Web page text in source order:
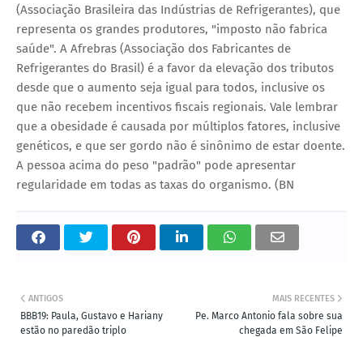
(Associação Brasileira das Indústrias de Refrigerantes), que
representa os grandes produtores, "imposto não fabrica
saúde". A Afrebras (Associação dos Fabricantes de
Refrigerantes do Brasil) é a favor da elevação dos tributos
desde que o aumento seja igual para todos, inclusive os
que não recebem incentivos fiscais regionais. Vale lembrar
que a obesidade é causada por múltiplos fatores, inclusive
genéticos, e que ser gordo não é sinônimo de estar doente.
A pessoa acima do peso "padrão" pode apresentar
regularidade em todas as taxas do organismo. (BN
MAIS RECENTES
Pe. Marco Antonio fala sobre sua
chegada em São Felipe
ANTIGOS
BBB19: Paula, Gustavo e Hariany
estão no paredão triplo